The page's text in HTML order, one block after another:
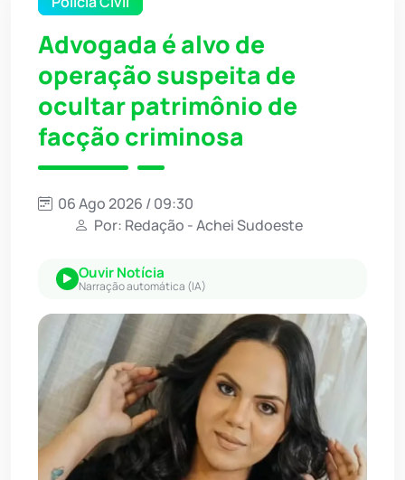
Advogada é alvo de
operação suspeita de
ocultar patrimônio de
facção criminosa
06 Ago 2026 / 09:30
Por: Redação - Achei Sudoeste
Ouvir Notícia
Narração automática (IA)